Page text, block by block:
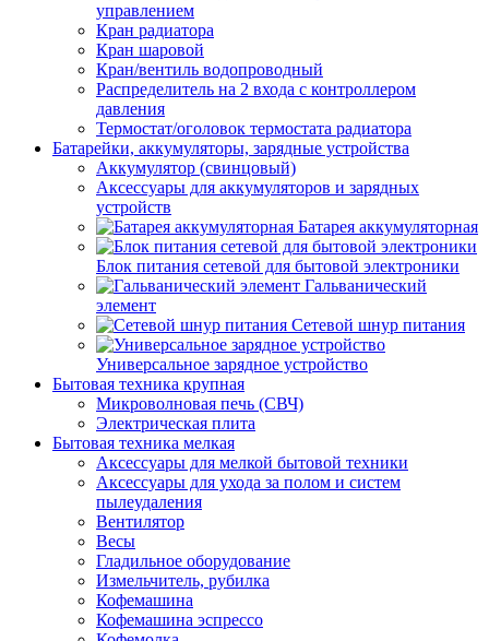
управлением
Кран радиатора
Кран шаровой
Кран/вентиль водопроводный
Распределитель на 2 входа с контроллером
давления
Термостат/оголовок термостата радиатора
Батарейки, аккумуляторы, зарядные устройства
Аккумулятор (свинцовый)
Аксессуары для аккумуляторов и зарядных
устройств
Батарея аккумуляторная
Блок питания сетевой для бытовой электроники
Гальванический
элемент
Сетевой шнур питания
Универсальное зарядное устройство
Бытовая техника крупная
Микроволновая печь (СВЧ)
Электрическая плита
Бытовая техника мелкая
Аксессуары для мелкой бытовой техники
Аксессуары для ухода за полом и систем
пылеудаления
Вентилятор
Весы
Гладильное оборудование
Измельчитель, рубилка
Кофемашина
Кофемашина эспрессо